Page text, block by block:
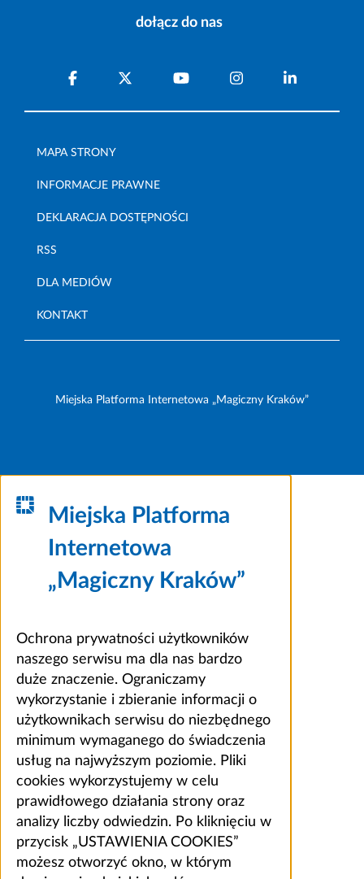
dołącz do nas
MAPA STRONY
INFORMACJE PRAWNE
DEKLARACJA DOSTĘPNOŚCI
RSS
DLA MEDIÓW
KONTAKT
Miejska Platforma Internetowa „Magiczny Kraków”
Miejska Platforma
Internetowa
„Magiczny Kraków”
Ochrona prywatności użytkowników
naszego serwisu ma dla nas bardzo
duże znaczenie. Ograniczamy
wykorzystanie i zbieranie informacji o
użytkownikach serwisu do niezbędnego
minimum wymaganego do świadczenia
usług na najwyższym poziomie. Pliki
cookies wykorzystujemy w celu
prawidłowego działania strony oraz
analizy liczby odwiedzin. Po kliknięciu w
przycisk „USTAWIENIA COOKIES”
możesz otworzyć okno, w którym